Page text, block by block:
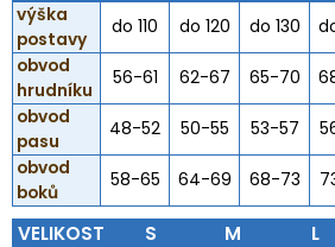
výška
postavy
do 110 do 120 do 130
obvod
hrudníku
56-61 62-67 65-70
obvod
pasu
48-52 50-55 53-57
obvod
boků
58-65 64-69 68-73
VELIKOST S M L